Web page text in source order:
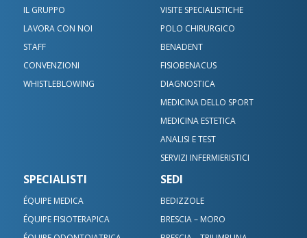
Bedizzole
Benacus Lab - Bedizzole - Via Garibaldi 6/A
bedizzole@benacuslab.com
Benacus Work - Brescia - Via Moro 26
Brescia - Moro
Benacus Lab - Brescia - Via Moro 34
moro@benacuslab.com
Scrivici su WhatsApp
Benacus Lab - Brescia - Moro -
Poliambulatorio
+393783102040
Benacus Lab - Castiglione -
+393783035100
Benacus Lab - Desenzano d/G -
+390302330326
Brescia - Via Moro
IL GRUPPO
LAVORA CON NOI
STAFF
CONVENZIONI
WHISTLEBLOWING
VISITE SPECIALISTICHE
POLO CHIRURGICO
BENADENT
FISIOBENACUS
DIAGNOSTICA
MEDICINA DELLO SPORT
MEDICINA ESTETICA
ANALISI E TEST
SERVIZI INFERMIERISTICI
SPECIALISTI
ÉQUIPE MEDICA
ÉQUIPE FISIOTERAPICA
SEDI
BEDIZZOLE
BRESCIA – MORO